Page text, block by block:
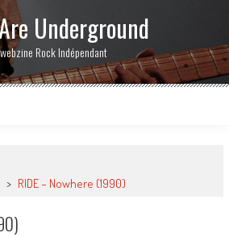
Underground
Rock Indépendant
> RIDE – Nowhere (1990)